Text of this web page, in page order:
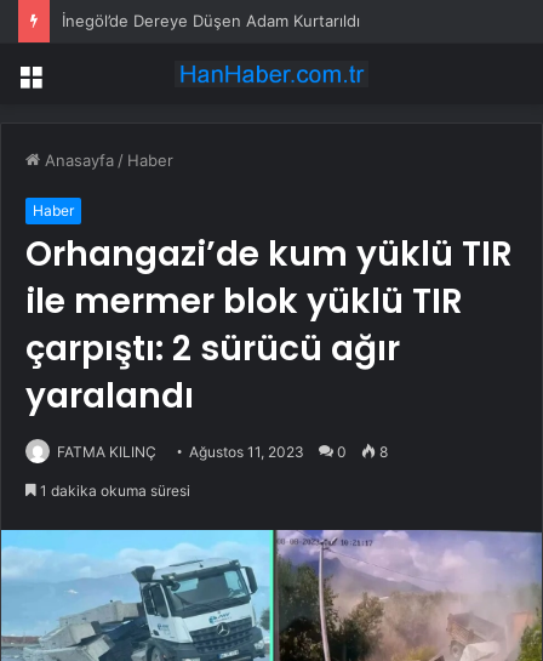
İnegöl’de Dereye Düşen Adam Kurtarıldı
Menü
Anasayfa / Haber
Haber
Orhangazi’de kum yüklü TIR
ile mermer blok yüklü TIR
çarpıştı: 2 sürücü ağır
yaralandı
FATMA KILINÇ Ağustos 11, 2023 0 8
1 dakika okuma süresi